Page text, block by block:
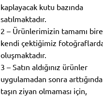
kaplayacak kutu bazında
satılmaktadır.
2 – Ürünlerimizin tamamı
kendi çektiğimiz
oluşmaktadır.
3 – Satın aldığınız ürünler
uygulamadan sonra arttığında
taşın ziyan olmaması için,